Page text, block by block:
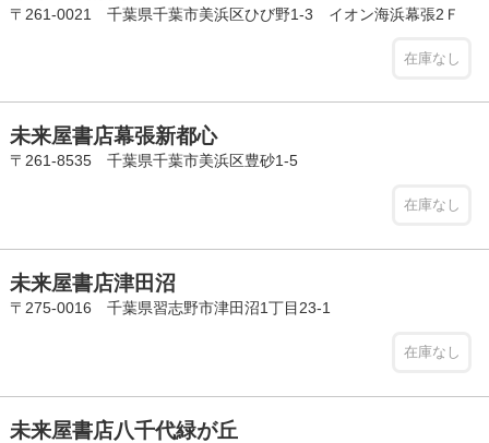
〒261-0021 千葉県千葉市美浜区ひび野1-3 イオン海浜幕張2Ｆ
在庫なし
未来屋書店幕張新都心
〒261-8535 千葉県千葉市美浜区豊砂1-5
在庫なし
未来屋書店津田沼
〒275-0016 千葉県習志野市津田沼1丁目23-1
在庫なし
未来屋書店八千代緑が丘